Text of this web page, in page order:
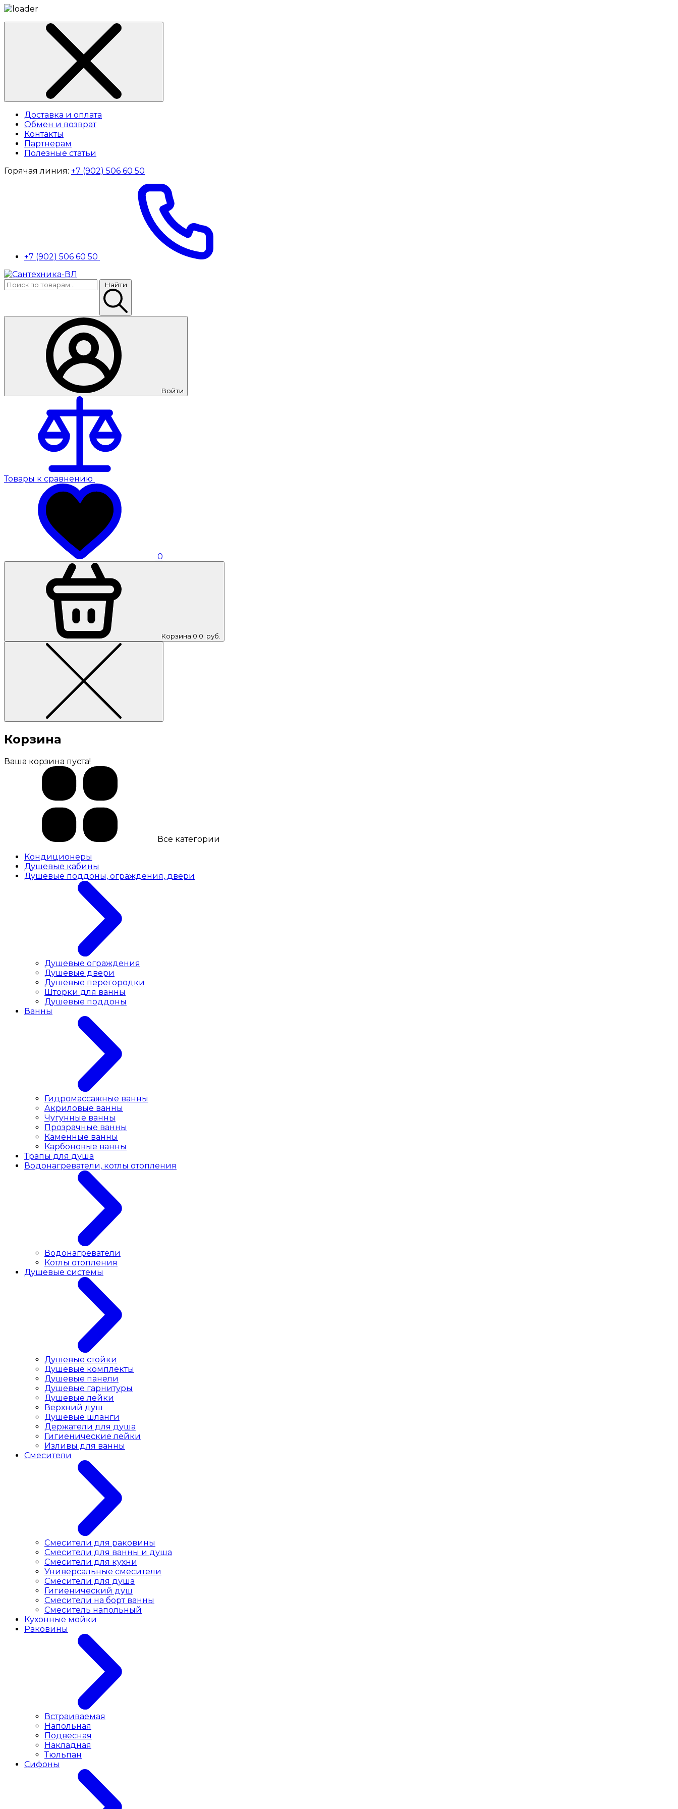
Доставка и оплата
Обмен и возврат
Контакты
Партнерам
Полезные статьи
Горячая линия: +7 (902) 506 60 50
+7 (902) 506 60 50
Найти
Войти
Товары к сравнению
0
Корзина 0 0 руб.
Корзина
Ваша корзина пуста!
Все категории
Кондиционеры
Душевые кабины
Душевые поддоны, ограждения, двери
Душевые ограждения
Душевые двери
Душевые перегородки
Шторки для ванны
Душевые поддоны
Ванны
Гидромассажные ванны
Акриловые ванны
Чугунные ванны
Прозрачные ванны
Каменные ванны
Карбоновые ванны
Трапы для душа
Водонагреватели, котлы отопления
Водонагреватели
Котлы отопления
Душевые системы
Душевые стойки
Душевые комплекты
Душевые панели
Душевые гарнитуры
Душевые лейки
Верхний душ
Душевые шланги
Держатели для душа
Гигиенические лейки
Изливы для ванны
Смесители
Смесители для раковины
Cмесители для ванны и душа
Смесители для кухни
Универсальные смесители
Смесители для душа
Гигиенический душ
Смесители на борт ванны
Смеситель напольный
Кухонные мойки
Раковины
Встраиваемая
Напольная
Подвесная
Накладная
Тюльпан
Сифоны